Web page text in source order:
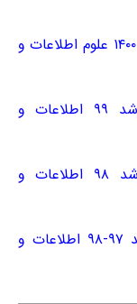
دانلود سوالات کنکور کارشناسی ارشد ۱۴۰۰ علوم اطلاعات و
دانلود سوالات کنکور کارشناسی ارشد ۹۹ اطلاعات و
دانلود سوالات کنکور کارشناسی ارشد ۹۸ اطلاعات و
دانلود سوالات آزمون کارشناسی ارشد ۹۷-۹۸ اطلاعات و